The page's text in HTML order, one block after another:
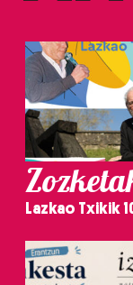
Lazkao Txikik